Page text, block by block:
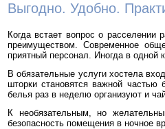
Выгодно. Удобно.
Когда встает вопрос о
преимуществом. Современное
приятный персонал. Иногда в одной
В обязательные услуги хостела
шторки становятся важной частью
белья раз в неделю организуют и
К необязательным, но
безопасность помещения в ночное